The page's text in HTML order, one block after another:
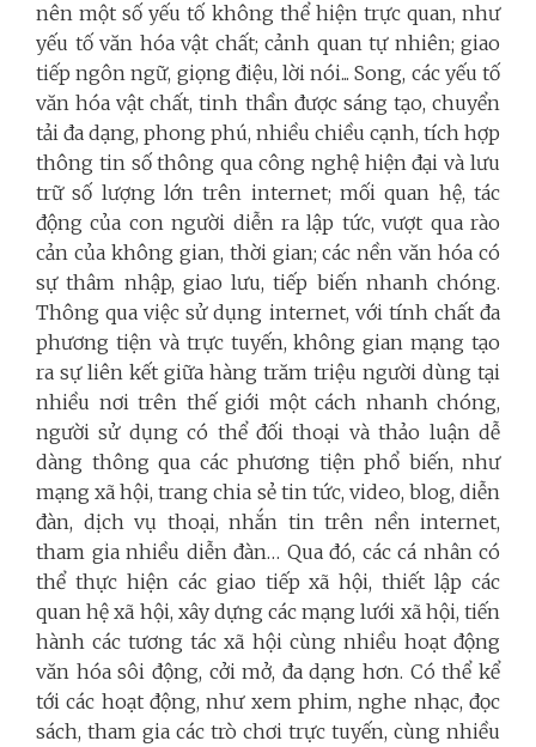
nên một số yếu tố không thể hiện trực quan, như
yếu tố văn hóa vật chất; cảnh quan tự nhiên; giao
tiếp ngôn ngữ, giọng điệu, lời nói... Song, các yếu tố
văn hóa vật chất, tinh thần được sáng tạo, chuyển
tải đa dạng, phong phú, nhiều chiều cạnh, tích hợp
thông tin số thông qua công nghệ hiện đại và lưu
trữ số lượng lớn trên internet; mối quan hệ, tác
động của con người diễn ra lập tức, vượt qua rào
cản của không gian, thời gian; các nền văn hóa có
sự thâm nhập, giao lưu, tiếp biến nhanh chóng.
Thông qua việc sử dụng internet, với tính chất đa
phương tiện và trực tuyến, không gian mạng tạo
ra sự liên kết giữa hàng trăm triệu người dùng tại
nhiều nơi trên thế giới một cách nhanh chóng,
người sử dụng có thể đối thoại và thảo luận dễ
dàng thông qua các phương tiện phổ biến, như
mạng xã hội, trang chia sẻ tin tức, video, blog, diễn
đàn, dịch vụ thoại, nhắn tin trên nền internet,
tham gia nhiều diễn đàn… Qua đó, các cá nhân có
thể thực hiện các giao tiếp xã hội, thiết lập các
quan hệ xã hội, xây dựng các mạng lưới xã hội, tiến
hành các tương tác xã hội cùng nhiều hoạt động
văn hóa sôi động, cởi mở, đa dạng hơn. Có thể kể
tới các hoạt động, như xem phim, nghe nhạc, đọc
sách, tham gia các trò chơi trực tuyến, cùng nhiều